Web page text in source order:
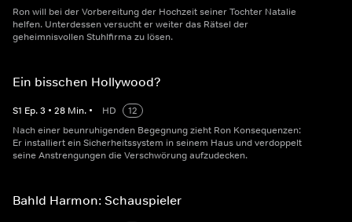
Ron will bei der Vorbereitung der Hochzeit seiner Tochter Natalie
helfen. Unterdessen versucht er weiter das Rätsel der
geheimnisvollen Stuhlfirma zu lösen.
Ein bisschen Hollywood?
S1 Ep.3 • 28 Min. • HD
12
Nach einer beunruhigenden Begegnung zieht Ron Konsequenzen:
Er installiert ein Sicherheitssystem in seinem Haus und verdoppelt
seine Anstrengungen die Verschwörung aufzudecken.
Bahld Harmon: Schauspieler